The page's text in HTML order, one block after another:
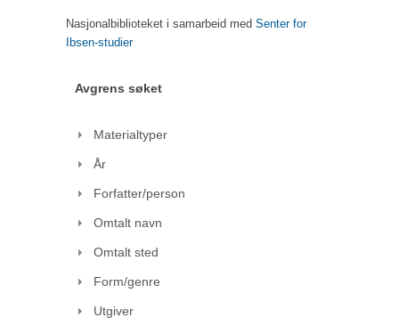
Nasjonalbiblioteket i samarbeid med Senter for
Ibsen-studier
Avgrens søket
Materialtyper
År
Forfatter/person
Omtalt navn
Omtalt sted
Form/genre
Utgiver